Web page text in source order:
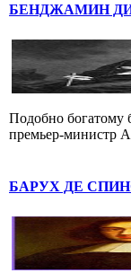
БЕНДЖАМИН
Подобно богатому
премьер-министр
БАРУХ ДЕ